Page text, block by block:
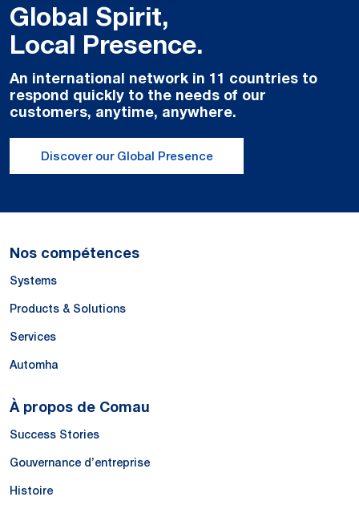
Global Spirit,
Local Presence.
An international network in 11 countries to
respond quickly to the needs of our
customers, anytime, anywhere.
Discover our Global Presence
Nos compétences
Systems
Products & Solutions
Services
Automha
À propos de Comau
Success Stories
Gouvernance d’entreprise
Histoire